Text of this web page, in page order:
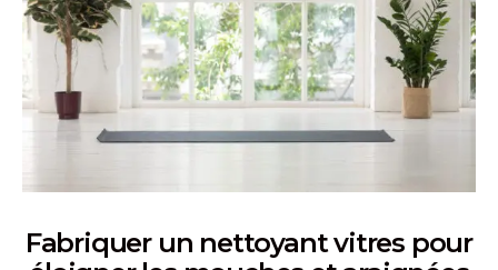
Fabriquer un nettoyant vitres pour